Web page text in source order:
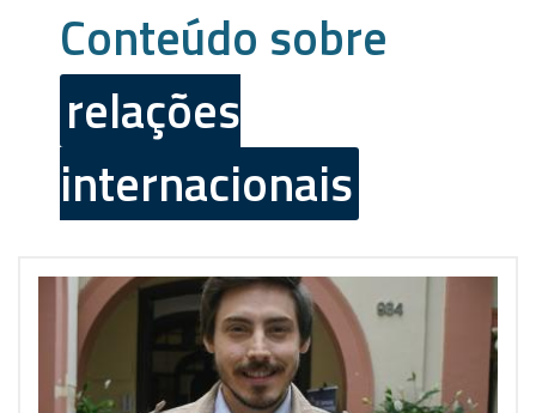
Conteúdo sobre
relações
internacionais